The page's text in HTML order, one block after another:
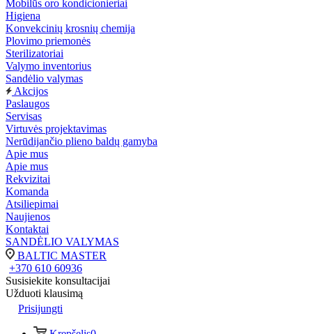
Mobilūs oro kondicionieriai
Higiena
Konvekcinių krosnių chemija
Plovimo priemonės
Sterilizatoriai
Valymo inventorius
Sandėlio valymas
Akcijos
Paslaugos
Servisas
Virtuvės projektavimas
Nerūdijančio plieno baldų gamyba
Apie mus
Apie mus
Rekvizitai
Komanda
Atsiliepimai
Naujienos
Kontaktai
SANDĖLIO VALYMAS
BALTIC MASTER
+370 610 60936
Susisiekite konsultacijai
Užduoti klausimą
Prisijungti